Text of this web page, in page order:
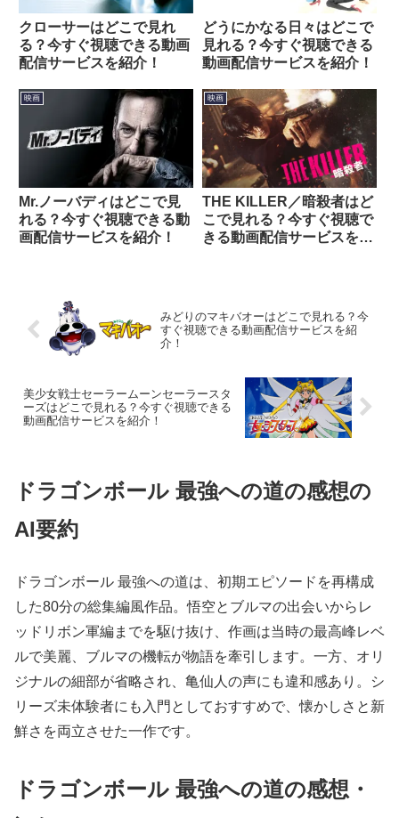
クローサーはどこで見れ
る？今すぐ視聴できる動画
配信サービスを紹介！
どうにかなる日々はどこで
見れる？今すぐ視聴できる
動画配信サービスを紹介！
映画
Mr.ノーバディはどこで見
れる？今すぐ視聴できる動
画配信サービスを紹介！
映画
THE KILLER／暗殺者はど
こで見れる？今すぐ視聴で
きる動画配信サービスを紹
みどりのマキバオーはどこで見れる？今
すぐ視聴できる動画配信サービスを紹
介！
美少女戦士セーラームーンセーラースタ
ーズはどこで見れる？今すぐ視聴できる
動画配信サービスを紹介！
ドラゴンボール 最強への道の感想の
AI要約
ドラゴンボール 最強への道は、初期エピソードを再構成
した80分の総集編風作品。悟空とブルマの出会いからレ
ッドリボン軍編までを駆け抜け、作画は当時の最高峰レベ
ルで美麗、ブルマの機転が物語を牽引します。一方、オリ
ジナルの細部が省略され、亀仙人の声にも違和感あり。シ
リーズ未体験者にも入門としておすすめで、懐かしさと新
鮮さを両立させた一作です。
ドラゴンボール 最強への道の感想・